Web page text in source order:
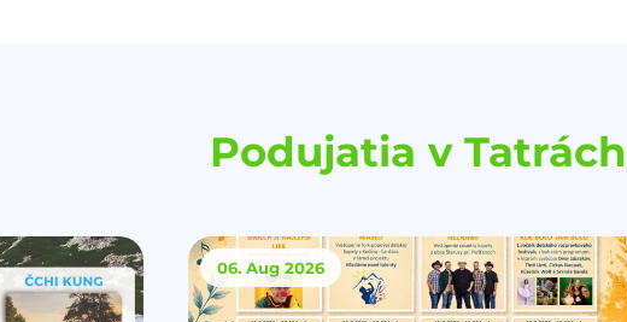
Podujatia v Tatrách
06. Aug2026